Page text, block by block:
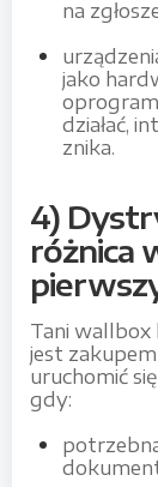
na
jako
działać,
znika.
4)
różnica
Tani
jest
uruchomić
gdy: